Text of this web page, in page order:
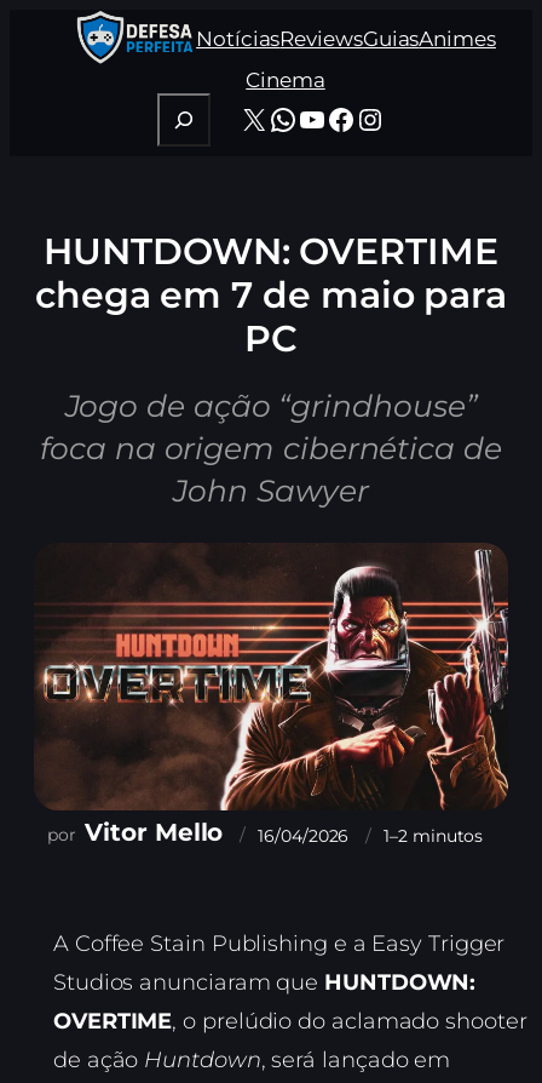
NotíciasReviewsGuiasAnimes
Cinema
Pesquisar
X WhatsApp
Youtube
Facebook
Instagram
HUNTDOWN: OVERTIME
chega em 7 de maio para
PC
Jogo de ação “grindhouse”
foca na origem cibernética de
John Sawyer
Vitor Mello 16/04/2026 1–2 minutos
A Coffee Stain Publishing e a Easy Trigger
Studios anunciaram que HUNTDOWN:
OVERTIME, o prelúdio do aclamado shooter
de ação Huntdown, será lançado em